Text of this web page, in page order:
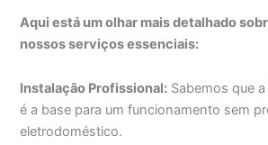
Aqui está um olhar mais detalhado
nossos serviços essenciais:
Instalação Profissional: Sabemos que
é a base para um funcionamento sem
eletrodoméstico.